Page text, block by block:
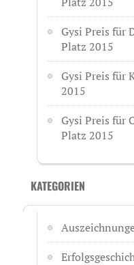
Gysi Preis für
Platz 2015
Gysi Preis für
2015
Gysi Preis für
Platz 2015
KATEGORIEN